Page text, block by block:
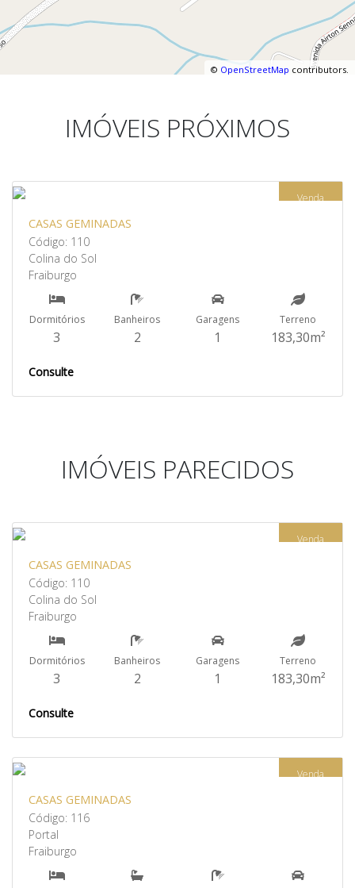
© OpenStreetMap contributors.
IMÓVEIS PRÓXIMOS
Venda
CASAS GEMINADAS
Código: 110
Colina do Sol
Fraiburgo
Dormitórios
3
Banheiros
2
Garagens
1
Terreno
183,30m²
Consulte
IMÓVEIS PARECIDOS
Venda
CASAS GEMINADAS
Código: 110
Colina do Sol
Fraiburgo
Dormitórios
3
Banheiros
2
Garagens
1
Terreno
183,30m²
Consulte
Venda
CASAS GEMINADAS
Código: 116
Portal
Fraiburgo